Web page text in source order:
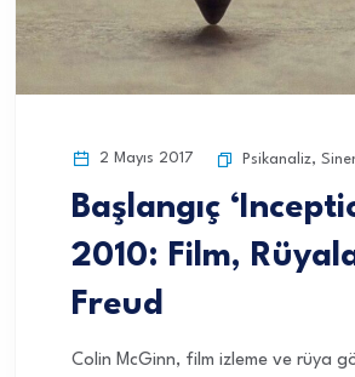
2 Mayıs 2017 Psikanaliz,
Başlangıç
2010: Film,
Freud
Colin McGinn, film izleme ve rüya